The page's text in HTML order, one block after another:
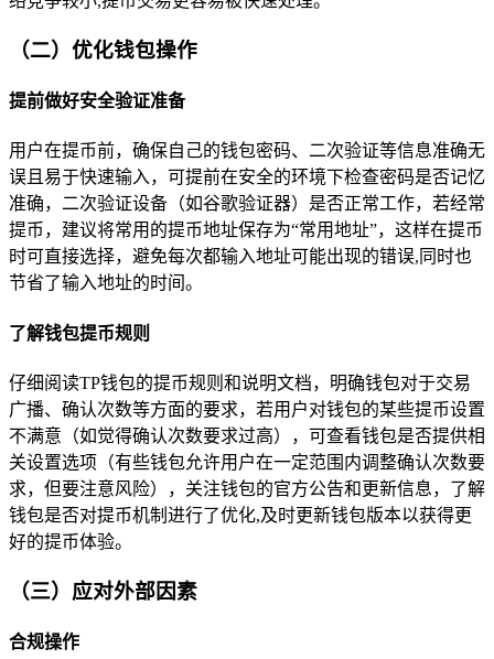
（二）优化钱包操作
提前做好安全验证准备
用户在提币前，确保自己的钱包密码、二次验证等信息准确无
误且易于快速输入，可提前在安全的环境下检查密码是否记忆
准确，二次验证设备（如谷歌验证器）是否正常工作，若经常
提币，建议将常用的提币地址保存为“常用地址”，这样在提币
时可直接选择，避免每次都输入地址可能出现的错误,同时也
节省了输入地址的时间。
了解钱包提币规则
仔细阅读TP钱包的提币规则和说明文档，明确钱包对于交易
广播、确认次数等方面的要求，若用户对钱包的某些提币设置
不满意（如觉得确认次数要求过高），可查看钱包是否提供相
关设置选项（有些钱包允许用户在一定范围内调整确认次数要
求，但要注意风险），关注钱包的官方公告和更新信息，了解
钱包是否对提币机制进行了优化,及时更新钱包版本以获得更
好的提币体验。
（三）应对外部因素
合规操作